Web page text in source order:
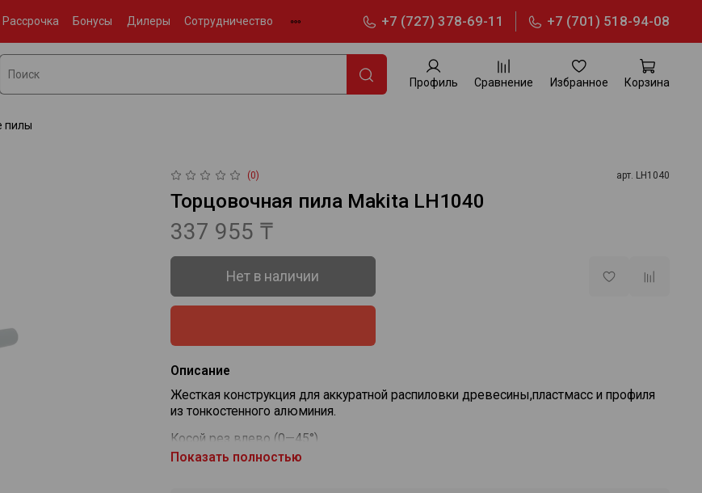
Рассрочка Бонусы Дилеры Сотрудничество +7 (727) 378-69-11 +7 (701) 518-94-08
Профиль Сравнение Избранное Корзина
пилы
(0) арт. LH1040
Торцовочная пила Makita LH1040
337 955 ₸
Нет в наличии
Описание
Жесткая конструкция для аккуратной распиловки древесины,пластмасс и профиля
из тонкостенного алюминия.
Косой рез влево (0—45°).
Поворотная линейка обеспечивает удобную поддержку прутка.
Показать полностью